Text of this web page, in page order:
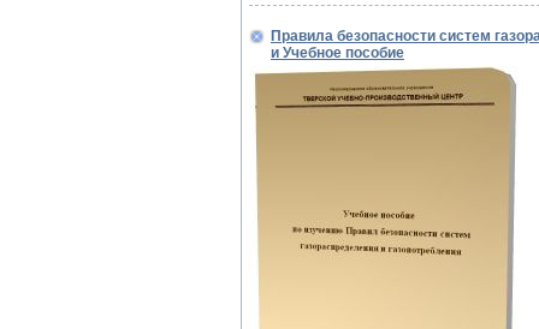
Правила безопасности систем
и Учебное пособие